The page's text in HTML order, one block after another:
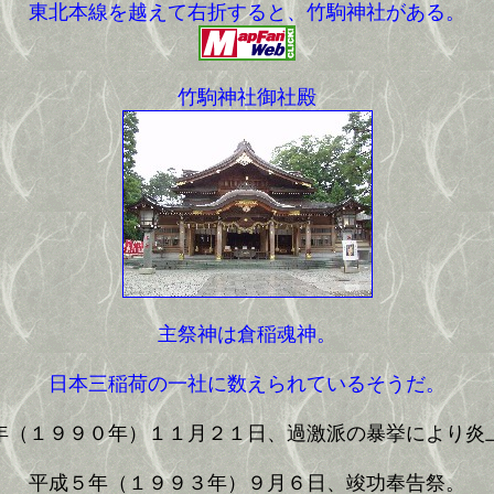
東北本線を越えて右折すると、竹駒神社がある。
竹駒神社御社殿
主祭神は倉稲魂神。
日本三稲荷の一社に数えられているそうだ。
（１９９０年）１１月２１日、過激派の暴挙により炎
平成５年（１９９３年）９月６日、竣功奉告祭。